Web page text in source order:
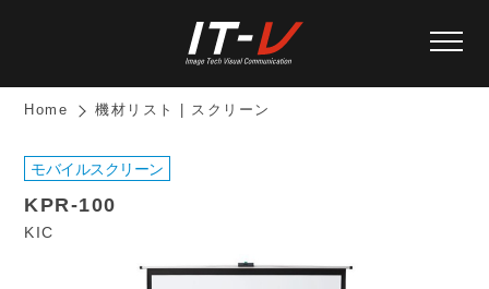
Home 機材リスト | スクリーン
モバイルスクリーン
KPR-100
KIC